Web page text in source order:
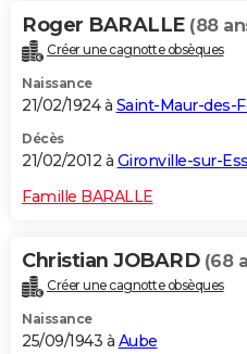
Roger BARALLE (88
Créer une cagnotte obsèques
Naissance
21/02/1924 à Saint-Maur-des-
Décès
21/02/2012 à Gironville-sur-
Famille BARALLE
Christian JOBARD (68
Créer une cagnotte obsèques
Naissance
25/09/1943 à Aube